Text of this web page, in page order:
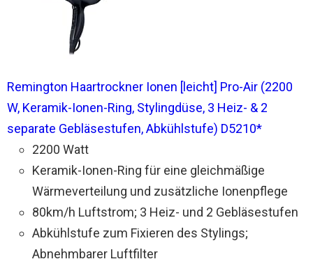
Remington Haartrockner Ionen [leicht] Pro-Air (2200
W, Keramik-Ionen-Ring, Stylingdüse, 3 Heiz- & 2
separate Gebläsestufen, Abkühlstufe) D5210*
2200 Watt
Keramik-Ionen-Ring für eine gleichmäßige
Wärmeverteilung und zusätzliche Ionenpflege
80km/h Luftstrom; 3 Heiz- und 2 Gebläsestufen
Abkühlstufe zum Fixieren des Stylings;
Abnehmbarer Luftfilter